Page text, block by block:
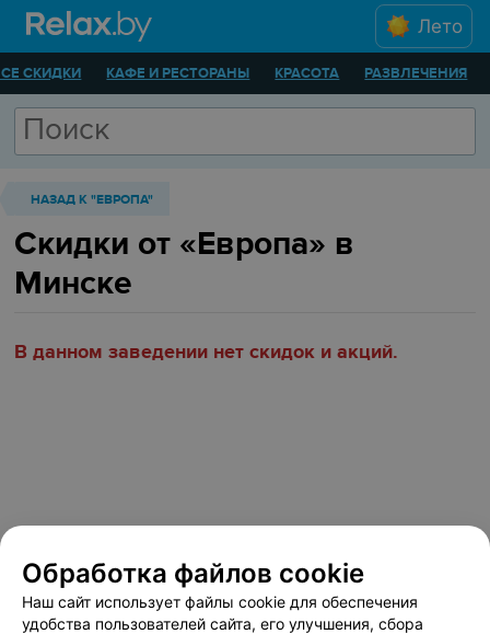
Лето
СКИДКИ КАФЕ И РЕСТОРАНЫ КРАСОТА РАЗВЛЕЧЕНИЯ
НАЗАД К "ЕВРОПА"
Скидки от «Европа» в
Минске
В данном заведении нет скидок и акций.
Обработка файлов cookie
Наш сайт использует файлы cookie для обеспечения
удобства пользователей сайта, его улучшения, сбора